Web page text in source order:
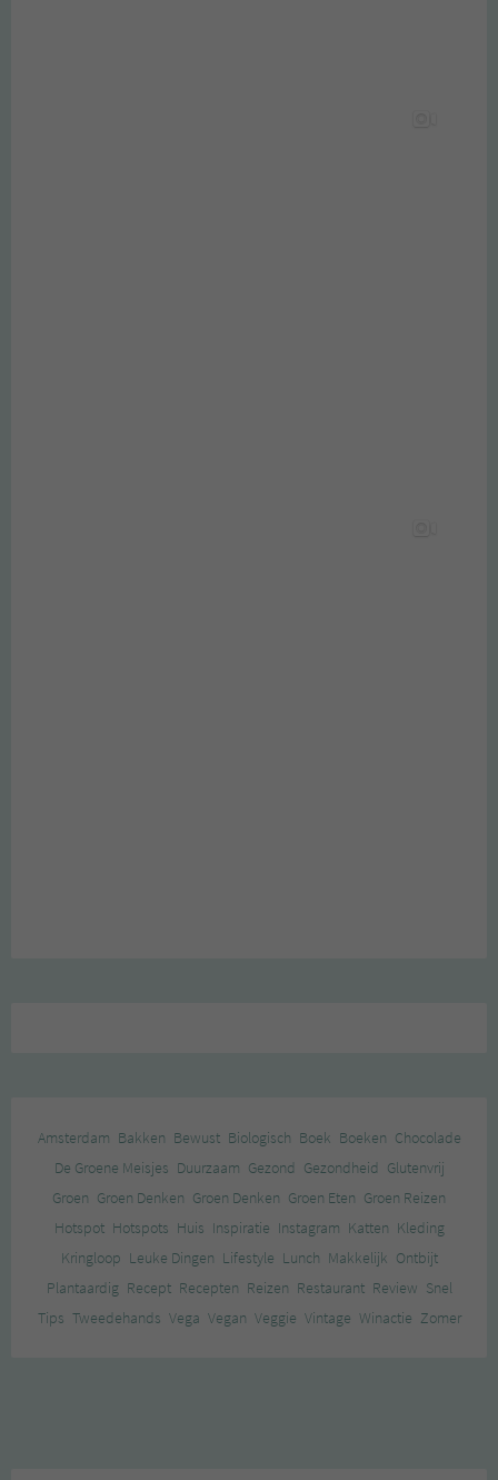
Amsterdam Bakken Bewust Biologisch Boek Boeken Chocolade
De Groene Meisjes Duurzaam Gezond Gezondheid Glutenvrij
Groen Groen Denken Groen Denken Groen Eten Groen Reizen
Hotspot Hotspots Huis Inspiratie Instagram Katten Kleding
Kringloop Leuke Dingen Lifestyle Lunch Makkelijk Ontbijt
Plantaardig Recept Recepten Reizen Restaurant Review Snel
Tips Tweedehands Vega Vegan Veggie Vintage Winactie Zomer